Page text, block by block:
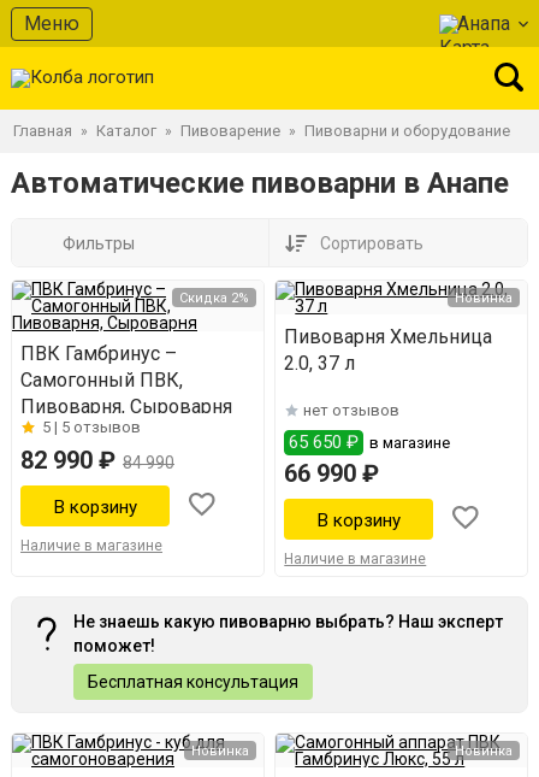
Меню Анапа
Главная » Каталог » Пивоварение » Пивоварни и оборудование
Автоматические пивоварни в Анапе
Фильтры Сортировать
Скидка 2%
ПВК Гамбринус –
Самогонный ПВК,
Пивоварня, Сыроварня
5 | 5 отзывов
82 990 ₽ 84 990
Наличие в магазине
Новинка
Пивоварня Хмельница
2.0, 37 л
нет отзывов
65 650 ₽ в магазине
66 990 ₽
Наличие в магазине
Не знаешь какую пивоварню выбрать? Наш эксперт
поможет!
Бесплатная консультация
Новинка Новинка